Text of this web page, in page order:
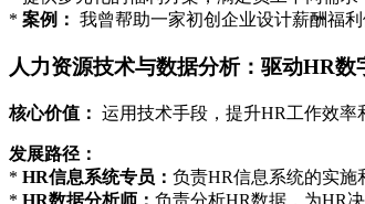
* 案例： 我曾帮助一家初创企业设计薪酬福
人力资源技术与数据分析：驱动HR数
核心价值： 运用技术手段，提升HR工作效率
发展路径：
* HR信息系统专员： 负责HR信息系统的实施
* HR数据分析师： 负责分析HR数据，为HR